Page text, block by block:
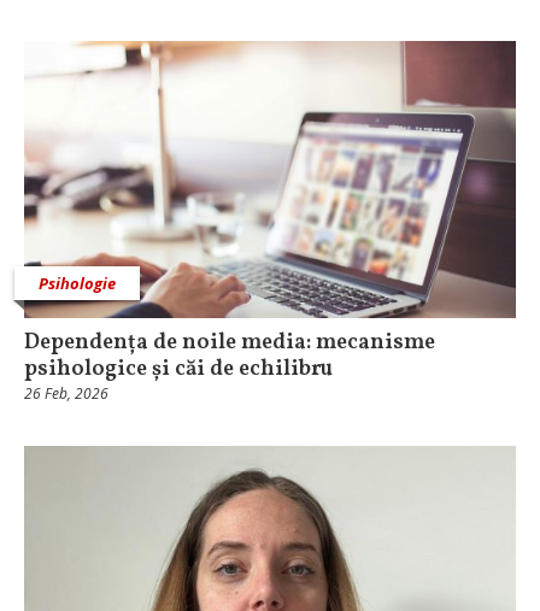
Psihologie
Dependența de noile media: mecanisme
psihologice și căi de echilibru
26 Feb, 2026